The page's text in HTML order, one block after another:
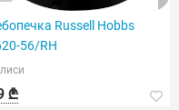
Russell Hobbs
56/RH
₾